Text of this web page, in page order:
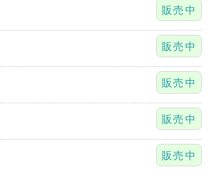
販売中
販売中
販売中
販売中
販売中